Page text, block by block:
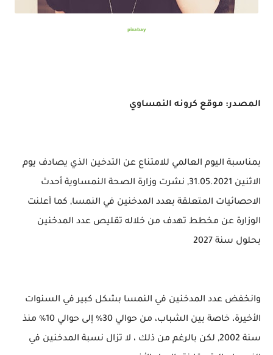
pixabay
المصدر: موقع كرونه النمساوي
بمناسبة اليوم العالمي للامتناع عن التدخين الذي يصادف يوم
الاثنين 31.05.2021, نشرت وزارة الصحة النمساوية أحدث
الاحصائيات المتعلقة بعدد المدخنين في النمسا, كما أعلنت
الوزارة عن مخطط تهدف من خلاله تقليص عدد المدخنين
بحلول سنة 2027
وانخفض عدد المدخنين في النمسا بشكل كبير في السنوات
الأخيرة، خاصة بين الشباب، من حوالي 30٪ إلى حوالي 10٪ منذ
سنة 2002, لكن بالرغم من ذلك ، لا تزال نسبة المدخنين في